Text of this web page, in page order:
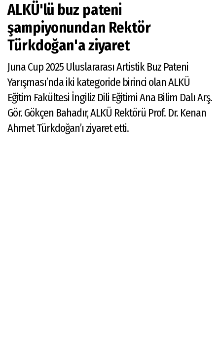
ALKÜ'lü buz pateni
şampiyonundan Rektör
Türkdoğan'a ziyaret
Juna Cup 2025 Uluslararası Artistik Buz Pateni
Yarışması’nda iki kategoride birinci olan ALKÜ
Eğitim Fakültesi İngiliz Dili Eğitimi Ana Bilim Dalı Arş.
Gör. Gökçen Bahadır, ALKÜ Rektörü Prof. Dr. Kenan
Ahmet Türkdoğan’ı ziyaret etti.